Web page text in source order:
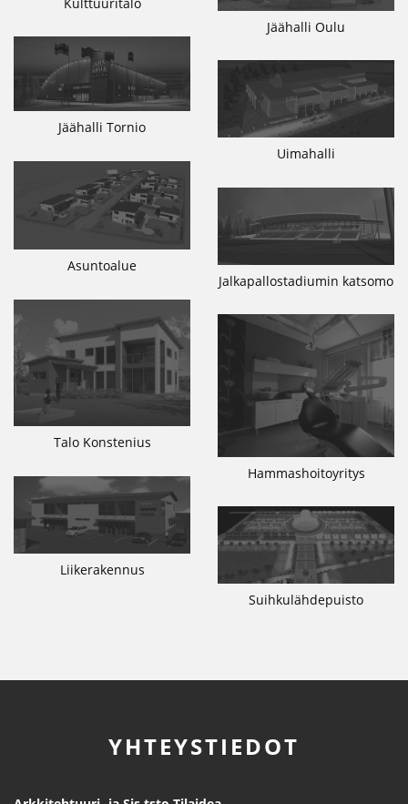
Jäähalli Oulu
Jäähalli Tornio
Uimahalli
Asuntoalue
Jalkapallostadiumin katsomo
Talo Konstenius
Hammashoitoyritys
Liikerakennus
Suihkulähdepuisto
YHTEYSTIEDOT